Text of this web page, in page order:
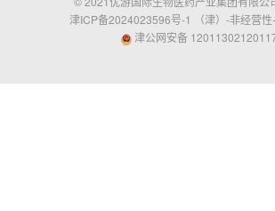
津ICP备2024023596号-1 （津）-非经营
津公网安备